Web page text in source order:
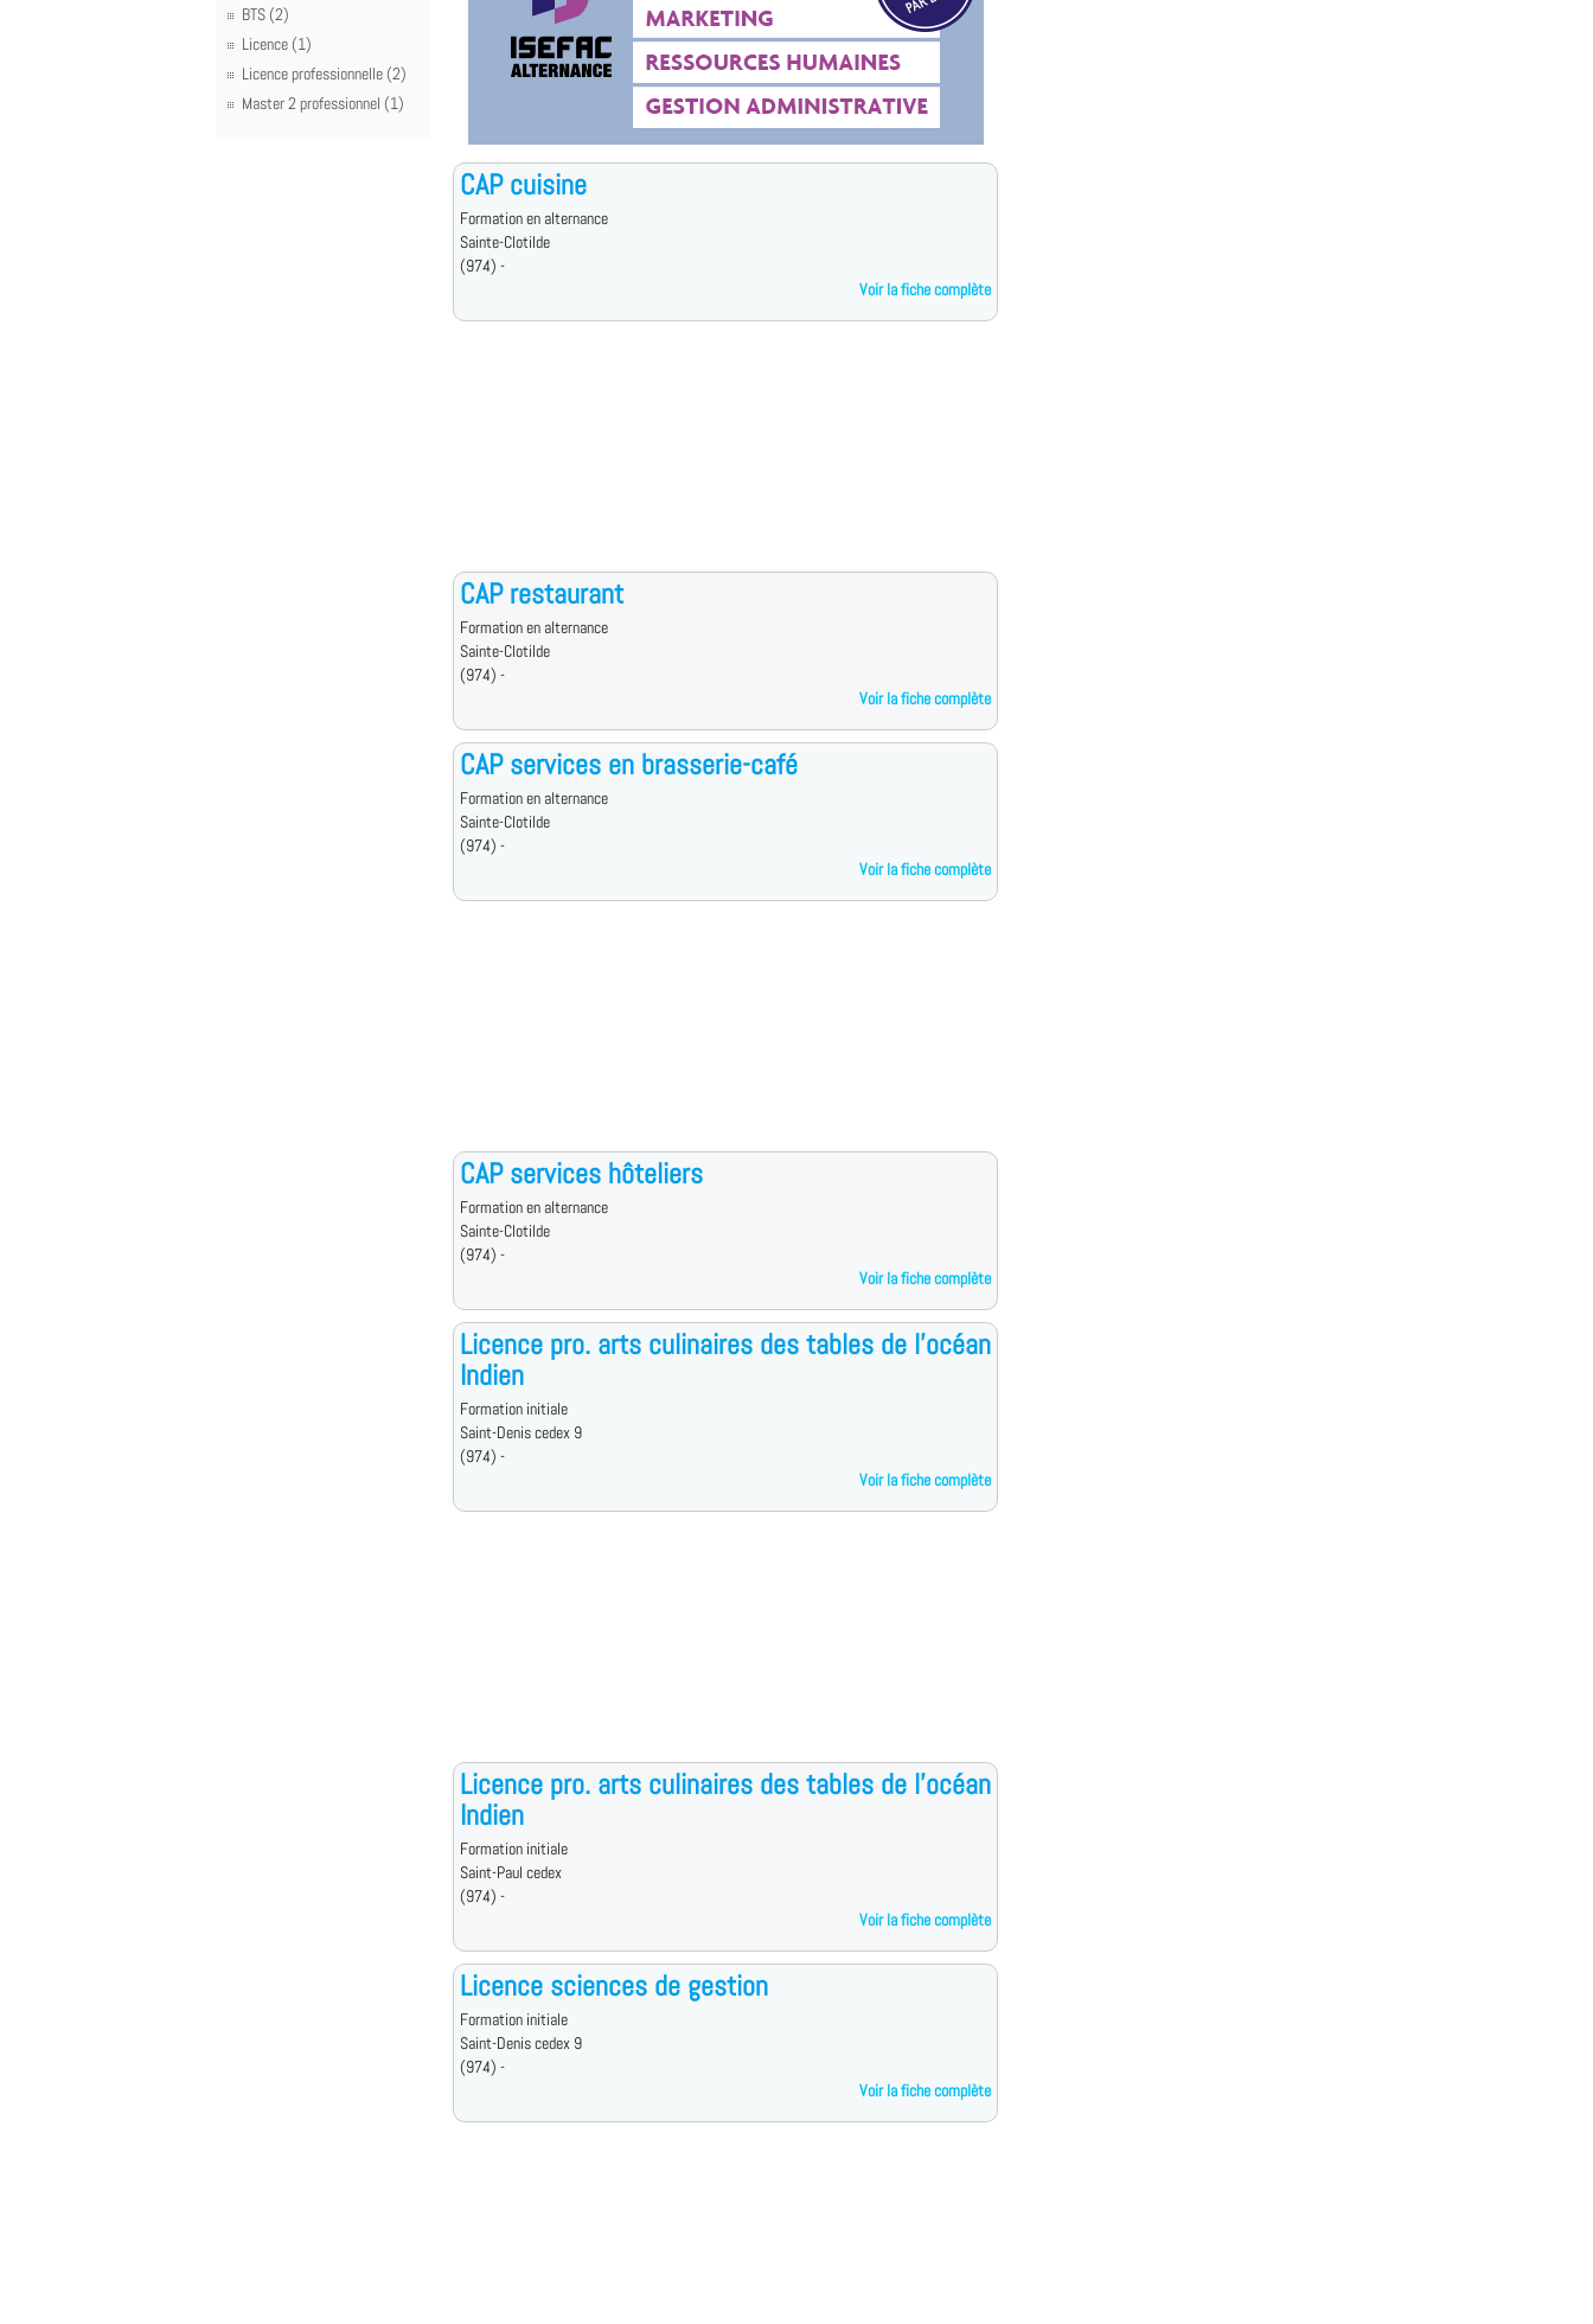
BTS (2)
Licence (1)
Licence professionnelle (2)
Master 2 professionnel (1)
CAP cuisine
Formation en alternance
Sainte-Clotilde
(974) -
Voir la fiche complète
CAP restaurant
Formation en alternance
Sainte-Clotilde
(974) -
Voir la fiche complète
CAP services en brasserie-café
Formation en alternance
Sainte-Clotilde
(974) -
Voir la fiche complète
CAP services hôteliers
Formation en alternance
Sainte-Clotilde
(974) -
Voir la fiche complète
Licence pro. arts culinaires des tables de l'océan
Indien
Formation initiale
Saint-Denis cedex 9
(974) -
Voir la fiche complète
Licence pro. arts culinaires des tables de l'océan
Indien
Formation initiale
Saint-Paul cedex
(974) -
Voir la fiche complète
Licence sciences de gestion
Formation initiale
Saint-Denis cedex 9
(974) -
Voir la fiche complète